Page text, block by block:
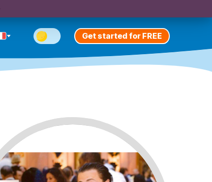
Get started for FREE